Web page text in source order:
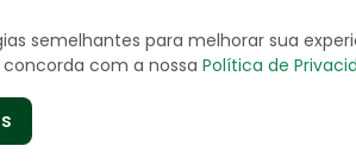
semelhantes para melhorar sua
concorda com a nossaPolítica de